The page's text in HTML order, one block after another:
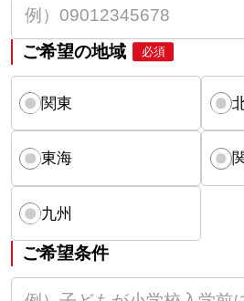
ご希望の地域 必須
関東
東海
九州
ご希望条件